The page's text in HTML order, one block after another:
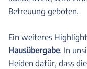
Betreuung geboten.
Ein weiteres
Hausübergabe. In
Heiden dafür, dass